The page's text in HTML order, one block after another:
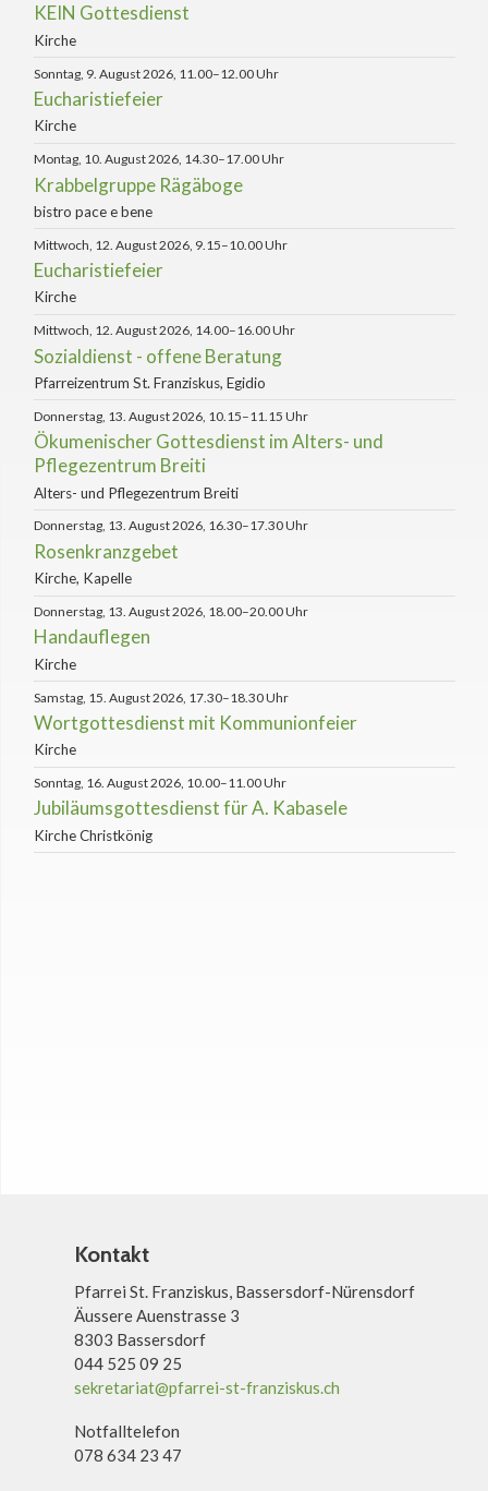
KEIN Gottesdienst
Kirche
Sonntag, 9. August 2026, 11.00–12.00 Uhr
Eucharistiefeier
Kirche
Montag, 10. August 2026, 14.30–17.00 Uhr
Krabbelgruppe Rägäboge
bistro pace e bene
Mittwoch, 12. August 2026, 9.15–10.00 Uhr
Eucharistiefeier
Kirche
Mittwoch, 12. August 2026, 14.00–16.00 Uhr
Sozialdienst - offene Beratung
Pfarreizentrum St. Franziskus, Egidio
Donnerstag, 13. August 2026, 10.15–11.15 Uhr
Ökumenischer Gottesdienst im Alters- und
Pflegezentrum Breiti
Alters- und Pflegezentrum Breiti
Donnerstag, 13. August 2026, 16.30–17.30 Uhr
Rosenkranzgebet
Kirche, Kapelle
Donnerstag, 13. August 2026, 18.00–20.00 Uhr
Handauflegen
Kirche
Samstag, 15. August 2026, 17.30–18.30 Uhr
Wortgottesdienst mit Kommunionfeier
Kirche
Sonntag, 16. August 2026, 10.00–11.00 Uhr
Jubiläumsgottesdienst für A. Kabasele
Kirche Christkönig
Kontakt
Pfarrei St. Franziskus, Bassersdorf-Nürensdorf
Äussere Auenstrasse 3
8303 Bassersdorf
044 525 09 25
sekretariat@pfarrei-st-franziskus.ch
Notfalltelefon
078 634 23 47